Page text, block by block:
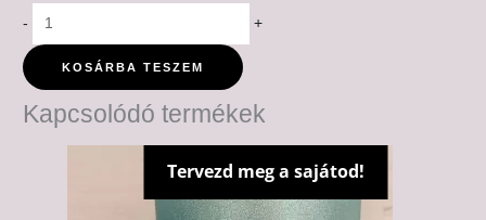
- +
KOSÁRBA TESZEM
Kapcsolódó termékek
Tervezd meg a sajátod!